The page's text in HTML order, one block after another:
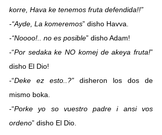
korre, Hava ke tenemos fruta defendida!!”
-“Ayde, La komeremos” disho Havva.
-“Noooo!.. no es posible” disho Adam!
-“Por sedaka ke NO komej de akeya fruta!”
disho El Dio!
-“Deke ez esto..?” disheron los dos de
mismo boka.
-“Porke yo so vuestro padre i ansi vos
ordeno” disho El Dio.